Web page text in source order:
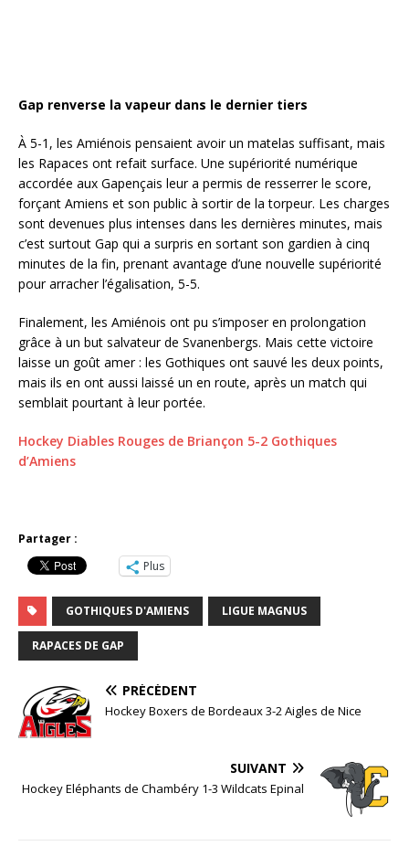
Gap renverse la vapeur dans le dernier tiers
À 5-1, les Amiénois pensaient avoir un matelas suffisant, mais
les Rapaces ont refait surface. Une supériorité numérique
accordée aux Gapençais leur a permis de resserrer le score,
forçant Amiens et son public à sortir de la torpeur. Les charges
sont devenues plus intenses dans les dernières minutes, mais
c’est surtout Gap qui a surpris en sortant son gardien à cinq
minutes de la fin, prenant avantage d’une nouvelle supériorité
pour arracher l’égalisation, 5-5.
Finalement, les Amiénois ont pu s’imposer en prolongation
grâce à un but salvateur de Svanenbergs. Mais cette victoire
laisse un goût amer : les Gothiques ont sauvé les deux points,
mais ils en ont aussi laissé un en route, après un match qui
semblait pourtant à leur portée.
Hockey Diables Rouges de Briançon 5-2 Gothiques
d’Amiens
Partager :
Plus
GOTHIQUES D'AMIENS LIGUE MAGNUS
RAPACES DE GAP
PRÉCÉDENT
Hockey Boxers de Bordeaux 3-2 Aigles de Nice
SUIVANT
Hockey Eléphants de Chambéry 1-3 Wildcats Epinal